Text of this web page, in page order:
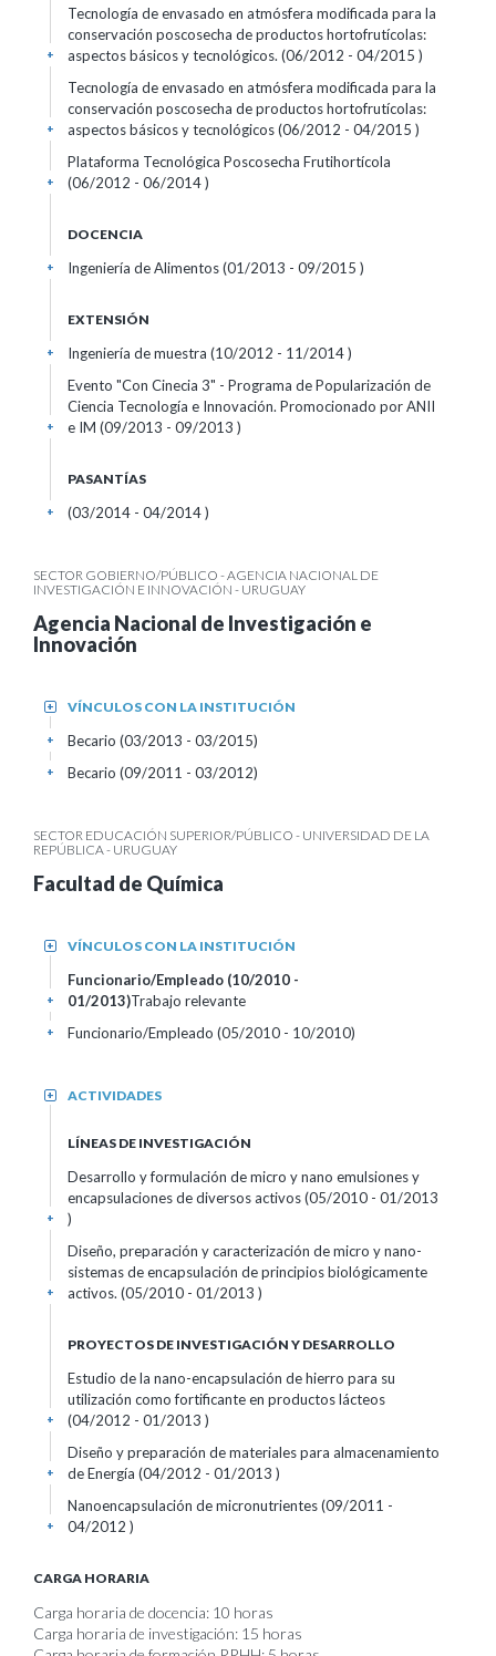
Tecnología de envasado en atmósfera modificada para la
conservación poscosecha de productos hortofrutícolas:
aspectos básicos y tecnológicos. (06/2012 - 04/2015 )
+
Tecnología de envasado en atmósfera modificada para la
conservación poscosecha de productos hortofrutícolas:
aspectos básicos y tecnológicos (06/2012 - 04/2015 )
+
Plataforma Tecnológica Poscosecha Frutihortícola
(06/2012 - 06/2014 )
+
DOCENCIA
Ingeniería de Alimentos (01/2013 - 09/2015 )
+
EXTENSIÓN
Ingeniería de muestra (10/2012 - 11/2014 )
+
Evento "Con Cinecia 3" - Programa de Popularización de
Ciencia Tecnología e Innovación. Promocionado por ANII
e IM (09/2013 - 09/2013 )
+
PASANTÍAS
(03/2014 - 04/2014 )
+
SECTOR GOBIERNO/PÚBLICO - AGENCIA NACIONAL DE
INVESTIGACIÓN E INNOVACIÓN - URUGUAY
Agencia Nacional de Investigación e
Innovación
VÍNCULOS CON LA INSTITUCIÓN
+
Becario (03/2013 - 03/2015)
+
Becario (09/2011 - 03/2012)
+
SECTOR EDUCACIÓN SUPERIOR/PÚBLICO - UNIVERSIDAD DE LA
REPÚBLICA - URUGUAY
Facultad de Química
VÍNCULOS CON LA INSTITUCIÓN
+
Funcionario/Empleado (10/2010 -
01/2013)Trabajo relevante
+
Funcionario/Empleado (05/2010 - 10/2010)
+
ACTIVIDADES
+
LÍNEAS DE INVESTIGACIÓN
Desarrollo y formulación de micro y nano emulsiones y
encapsulaciones de diversos activos (05/2010 - 01/2013
)
+
Diseño, preparación y caracterización de micro y nano-
sistemas de encapsulación de principios biológicamente
activos. (05/2010 - 01/2013 )
+
PROYECTOS DE INVESTIGACIÓN Y DESARROLLO
Estudio de la nano-encapsulación de hierro para su
utilización como fortificante en productos lácteos
(04/2012 - 01/2013 )
+
Diseño y preparación de materiales para almacenamiento
de Energía (04/2012 - 01/2013 )
+
Nanoencapsulación de micronutrientes (09/2011 -
04/2012 )
+
CARGA HORARIA
Carga horaria de docencia: 10 horas
Carga horaria de investigación: 15 horas